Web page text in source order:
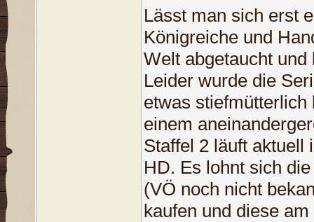
Lässt man sich erst
Königreiche und
Welt abgetaucht
Leider wurde die
etwas stiefmütterlich
einem
Staffel 2 läuft aktuell
HD. Es lohnt sich
(VÖ noch nicht
kaufen und diese